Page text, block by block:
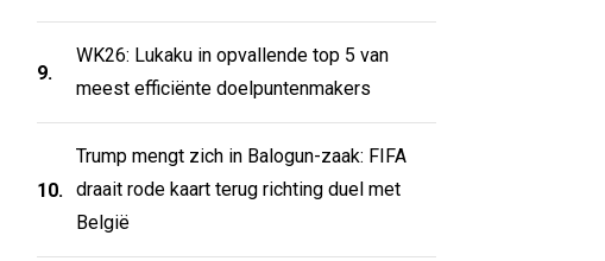
9.
WK26: Lukaku in opvallende top 5 van
meest efficiënte doelpuntenmakers
10.
Trump mengt zich in Balogun-zaak: FIFA
draait rode kaart terug richting duel met
België